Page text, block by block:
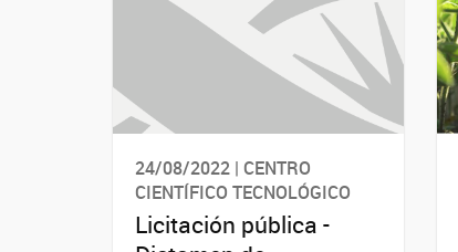
24/08/2022 | CENTRO
CIENTÍFICO TECNOLÓGICO
Licitación pública -